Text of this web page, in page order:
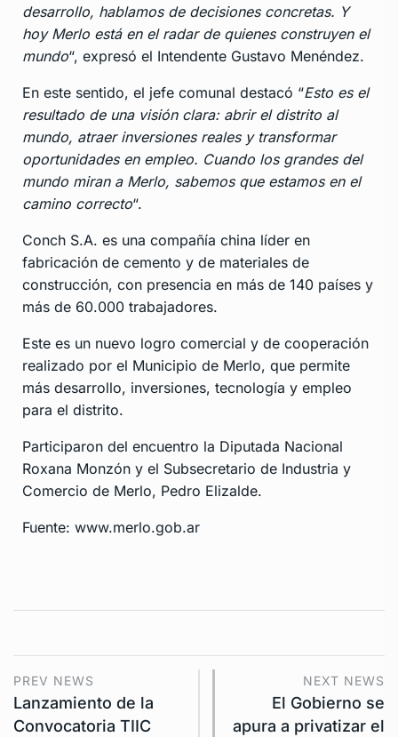
desarrollo, hablamos de decisiones concretas. Y
hoy Merlo está en el radar de quienes construyen el
mundo“, expresó el Intendente Gustavo Menéndez.
En este sentido, el jefe comunal destacó “Esto es el
resultado de una visión clara: abrir el distrito al
mundo, atraer inversiones reales y transformar
oportunidades en empleo. Cuando los grandes del
mundo miran a Merlo, sabemos que estamos en el
camino correcto“.
Conch S.A. es una compañía china líder en
fabricación de cemento y de materiales de
construcción, con presencia en más de 140 países y
más de 60.000 trabajadores.
Este es un nuevo logro comercial y de cooperación
realizado por el Municipio de Merlo, que permite
más desarrollo, inversiones, tecnología y empleo
para el distrito.
Participaron del encuentro la Diputada Nacional
Roxana Monzón y el Subsecretario de Industria y
Comercio de Merlo, Pedro Elizalde.
Fuente: www.merlo.gob.ar
PREV NEWS
Lanzamiento de la
Convocatoria TIIC
NEXT NEWS
El Gobierno se
apura a privatizar el